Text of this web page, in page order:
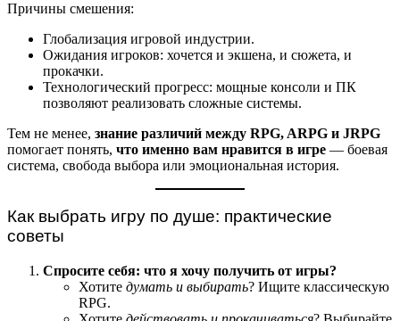
Причины смешения:
Глобализация игровой индустрии.
Ожидания игроков: хочется и экшена, и сюжета, и
прокачки.
Технологический прогресс: мощные консоли и ПК
позволяют реализовать сложные системы.
Тем не менее, знание различий между RPG, ARPG и JRPG
помогает понять, что именно вам нравится в игре — боевая
система, свобода выбора или эмоциональная история.
Как выбрать игру по душе: практические
советы
Спросите себя: что я хочу получить от игры?
Хотите думать и выбирать? Ищите классическую
RPG.